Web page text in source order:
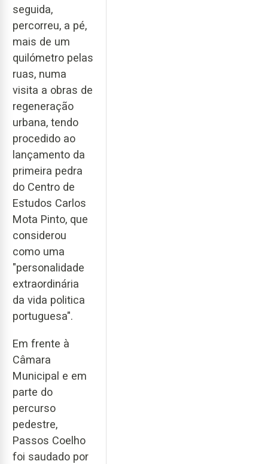
seguida,
percorreu, a pé,
mais de um
quilómetro pelas
ruas, numa
visita a obras de
regeneração
urbana, tendo
procedido ao
lançamento da
primeira pedra
do Centro de
Estudos Carlos
Mota Pinto, que
considerou
como uma
"personalidade
extraordinária
da vida politica
portuguesa".
Em frente à
Câmara
Municipal e em
parte do
percurso
pedestre,
Passos Coelho
foi saudado por